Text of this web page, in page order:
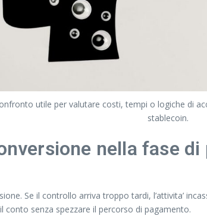
utile per valutare costi, tempi o logiche di
stablecoin.
nella fase di
Se il controllo arriva troppo tardi, l’attivita’
conto senza spezzare il percorso di pagamento.